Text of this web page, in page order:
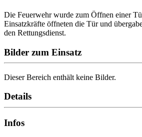
Die Feuerwehr wurde zum Öffnen einer
Einsatzkräfte öffneten die Tür und
den Rettungsdienst.
Bilder zum Einsatz
Dieser Bereich enthält keine Bilder.
Details
Infos